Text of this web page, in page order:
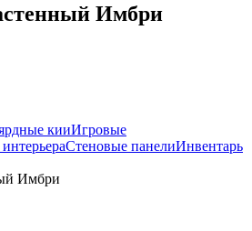
Имбри
кииИгровые
Стеновые панелиИнвентарь
Имбри